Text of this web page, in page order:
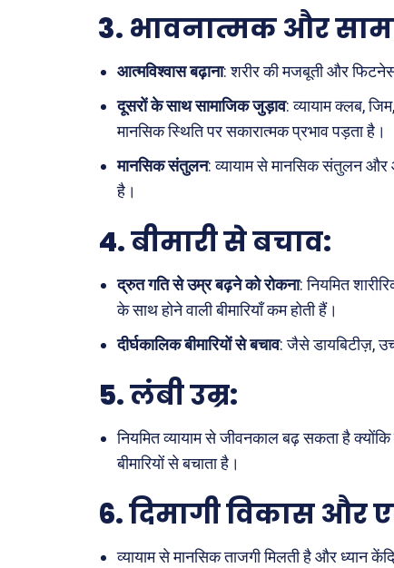
Tech
3. भावनात्मक और
आत्मविश्वास बढ़ाना: शरीर की मजबूती और फिटनेस
दूसरों के साथ सामाजिक जुड़ाव: व्यायाम क्लब,
मानसिक स्थिति पर सकारात्मक प्रभाव पड़ता है।
मानसिक संतुलन: व्यायाम से मानसिक संतुलन और
है।
4.बीमारी से बचाव:
द्रुत गति से उम्र बढ़ने को रोकना: नियमित
के साथ होने वाली बीमारियाँ कम होती हैं।
दीर्घकालिक बीमारियों से बचाव: जैसे डायबिटीज़,
5.लंबी उम्र:
नियमित व्यायाम से जीवनकाल बढ़ सकता है क्योंकि
बीमारियों से बचाता है।
6.दिमागी विकास और
व्यायाम से मानसिक ताजगी मिलती है और ध्यान